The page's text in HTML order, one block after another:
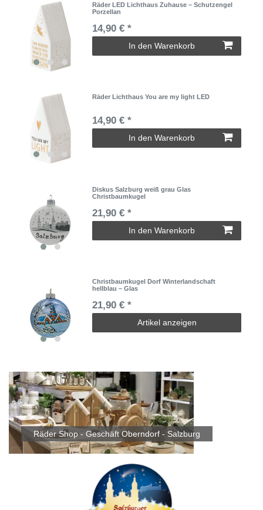
Räder LED Lichthaus Zuhause – Schutzengel
Porzellan
14,90 € *
In den Warenkorb
Räder Lichthaus You are my light LED
14,90 € *
In den Warenkorb
Diskus Salzburg weiß grau Glas
Christbaumkugel
21,90 € *
In den Warenkorb
Christbaumkugel Dorf Winterlandschaft
hellblau – Glas
21,90 € *
Artikel anzeigen
Räder Shop - Geschäft Oberndorf - Salzburg